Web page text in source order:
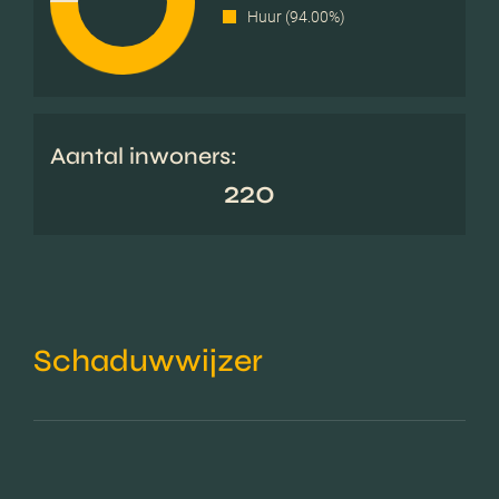
Huur (94.00%)
Aantal inwoners:
220
Schaduwwijzer